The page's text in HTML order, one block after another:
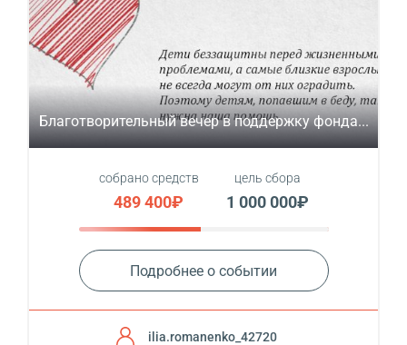
Благотворительный вечер в поддержку фонда...
собрано средств
489 400₽
цель сбора
1 000 000₽
Подробнее о событии
ilia.romanenko_42720